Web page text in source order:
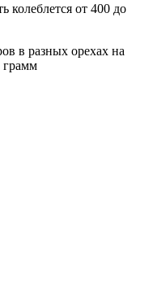
колеблется от 400 до
в разных орехах на